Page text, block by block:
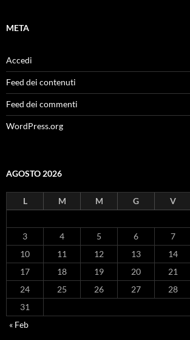
META
Accedi
Feed dei contenuti
Feed dei commenti
WordPress.org
AGOSTO 2026
L M M G V
3
4 5 6 7
10
11 12 13 14
17
18 19 20 21
24
25 26 27 28
31
« Feb